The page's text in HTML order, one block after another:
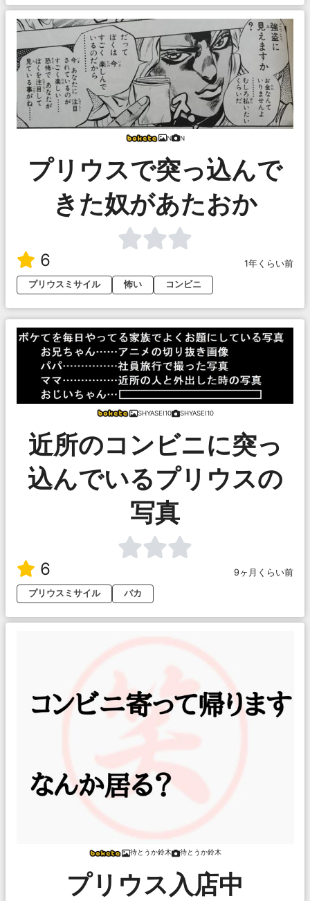
N N
プリウスで突っ込んで
きた奴があたおか
6
1年くらい前
プリウスミサイル
怖い コンビニ
SHYASEI10 SHYASEI10
近所のコンビニに突っ
込んでいるプリウスの
写真
6
9ヶ月くらい前
プリウスミサイル
バカ
待とうか鈴木 待とうか鈴木
プリウス入店中